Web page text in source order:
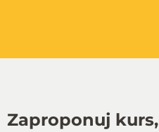
Zaproponuj kurs,